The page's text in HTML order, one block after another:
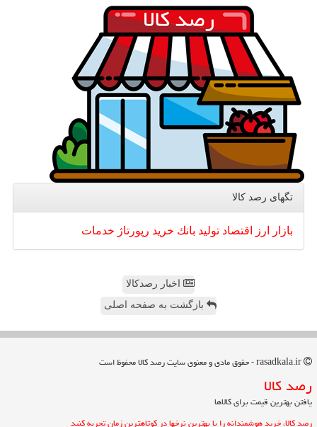
تگهای رصد كالا
بازار ارز اقتصاد تولید بانك خرید رپورتاژ خدمات
اخبار رصدکالا
بازگشت به صفحه اصلی
رصد كالا
یافتن بهترین قیمت برای کالاها
رصد کالا، خرید هوشمندانه را با بهترین نرخها در کوتاهترین زمان تجربه کنید